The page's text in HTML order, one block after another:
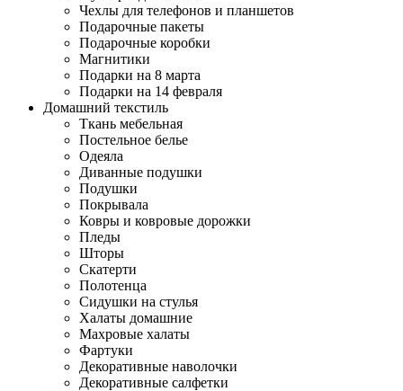
Чехлы для телефонов и планшетов
Подарочные пакеты
Подарочные коробки
Магнитики
Подарки на 8 марта
Подарки на 14 февраля
Домашний текстиль
Ткань мебельная
Постельное белье
Одеяла
Диванные подушки
Подушки
Покрывала
Ковры и ковровые дорожки
Пледы
Шторы
Скатерти
Полотенца
Сидушки на стулья
Халаты домашние
Махровые халаты
Фартуки
Декоративные наволочки
Декоративные салфетки